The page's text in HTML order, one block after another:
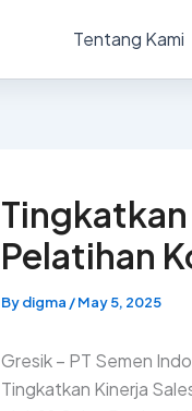
Tentang Kami
Tingkatkan
Pelatihan
Bydigma /May 5, 2025
Gresik – PT Semen
Tingkatkan Kinerja